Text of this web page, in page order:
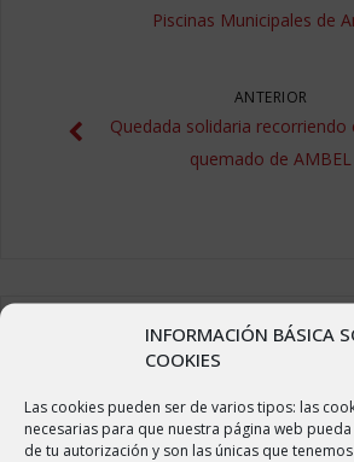
INFORMACIÓN BÁSICA
COOKIES
Las cookies pueden ser de varios tipos: las
necesarias para que nuestra página web
de tu autorización y son las únicas que
Piscinas Municipales de
ANTERIOR
Quedada solidaria recorriendo
quemado de AMBEL
Adjudicación de la atención del bar